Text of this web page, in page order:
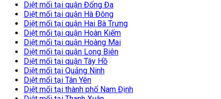
Diệt mối tại quận Đống Đa
Diệt mối tại quận Hà Đông
Diệt mối tại quận Hai Bà Trưng
Diệt mối tại quận Hoàn Kiếm
Diệt mối tại quận Hoàng Mai
Diệt mối tại quận Long Biên
Diệt mối tại quận Tây Hồ
Diệt mối tại Quảng Ninh
Diệt mối tại Tân Yên
Diệt mối tại thành phố Nam Định